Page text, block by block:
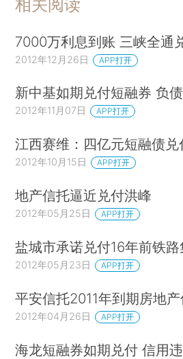
相关阅读
7000万利息到账 三峡全通
2012年12月26日 APP打开
新中基如期兑付短融券 负
2012年11月07日 APP打开
江西赛维：四亿元短融债兑
2012年10月15日 APP打开
地产信托逼近兑付洪峰
2012年05月25日 APP打开
盐城市承诺兑付16年前铁
2012年05月23日 APP打开
平安信托2011年到期房地
2012年04月26日 APP打开
海龙短融券如期兑付 信用违